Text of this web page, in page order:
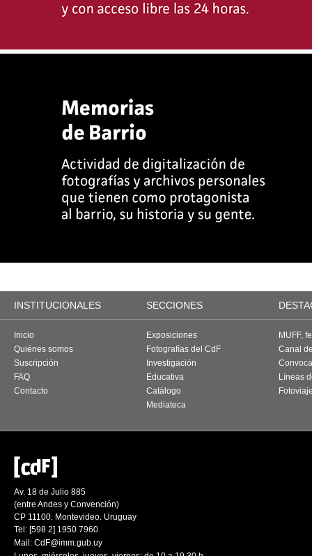
INSTITUCIONALES SECCIONES
Inicio
Quiénes somos
Suscripción
FAQ
Contacto
Exposiciones
Fotografías del CdF
Investigación
Educativa
Catálogo
Mediateca
MUFF,
Canal
Líneas
Av. 18 de Julio 885
(entre Andes y Convención)
CP 11100. Montevideo. Uruguay
Tel: [598 2] 1950 7960
Mail: CdF@imm.gub.uy